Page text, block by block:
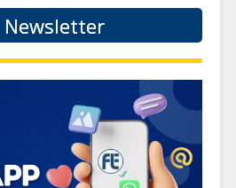
Newsletter